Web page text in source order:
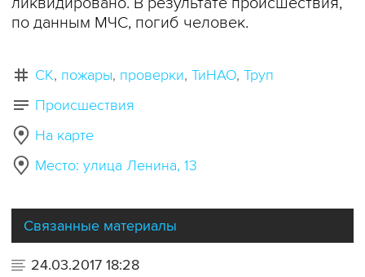
по данным МЧС, погиб человек.
СК пожары проверки ТиНАО Труп
Происшествия
На карте
Место: улица Ленина, 13
Связанные материалы
24.03.2017 18:28